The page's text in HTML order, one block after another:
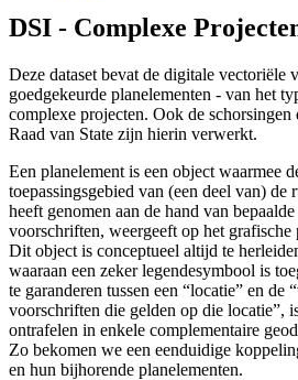
DSI - Complexe
Deze dataset bevat de digitale vectoriële
goedgekeurde planelementen - van het
complexe projecten. Ook de
Raad van State zijn hierin verwerkt.
Een planelement is een object waarmee
toepassingsgebied van (een deel van)
heeft genomen aan de hand van
voorschriften, weergeeft op het
Dit object is conceptueel altijd te
waaraan een zeker legendesymbool is
te garanderen tussen een “locatie” en de
voorschriften die gelden op die locatie”,
ontrafelen in enkele complementaire
Zo bekomen we een eenduidige
en hun bijhorende planelementen.